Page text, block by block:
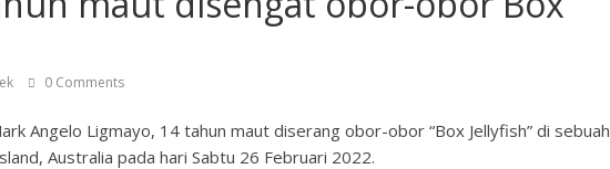
0 Comments
Angelo Ligmayo, 14 tahun maut diserang obor-obor “Box Jellyfish” di sebuah
Australia pada hari Sabtu 26 Februari 2022.